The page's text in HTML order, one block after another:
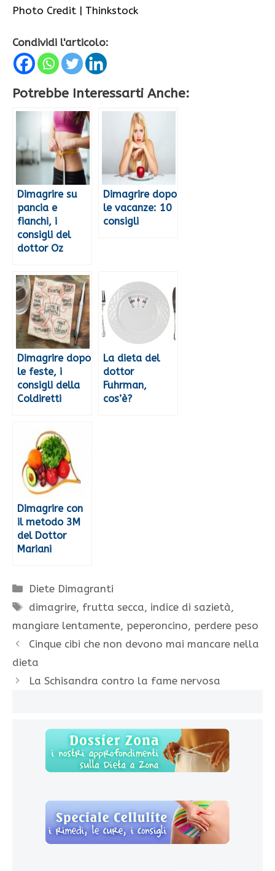
Photo Credit | Thinkstock
Condividi l'articolo:
Potrebbe Interessarti Anche:
Dimagrire su
pancia e
fianchi, i
consigli del
dottor Oz
Dimagrire dopo
le vacanze: 10
consigli
Dimagrire dopo
le feste, i
consigli della
Coldiretti
La dieta del
dottor
Fuhrman,
cos’è?
Dimagrire con
il metodo 3M
del Dottor
Mariani
Categorie
Diete Dimagranti
Tag
dimagrire, frutta secca, indice di sazietà,
mangiare lentamente, peperoncino, perdere peso
Cinque cibi che non devono mai mancare nella
dieta
La Schisandra contro la fame nervosa